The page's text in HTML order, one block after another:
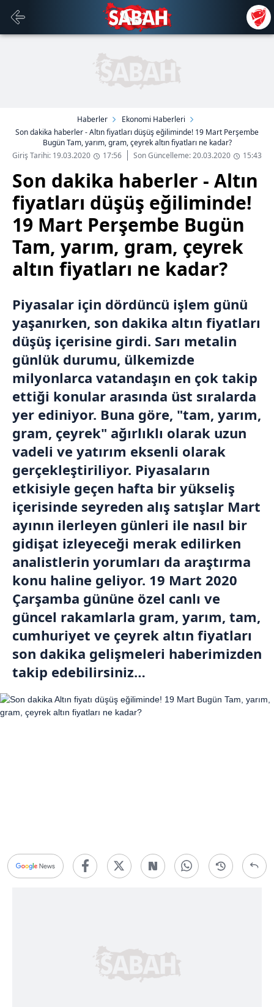
Haberler
Ekonomi Haberleri
Son dakika haberler - Altın fiyatları düşüş eğiliminde! 19 Mart Perşembe
Bugün Tam, yarım, gram, çeyrek altın fiyatları ne kadar?
Giriş Tarihi: 19.03.2020
17:56 Son Güncelleme: 20.03.2020 15:43
Son dakika haberler - Altın
fiyatları düşüş eğiliminde!
19 Mart Perşembe Bugün
Tam, yarım, gram, çeyrek
altın fiyatları ne kadar?
Piyasalar için dördüncü işlem günü
yaşanırken, son dakika altın fiyatları
düşüş içerisine girdi. Sarı metalin
günlük durumu, ülkemizde
milyonlarca vatandaşın en çok takip
ettiği konular arasında üst sıralarda
yer ediniyor. Buna göre, "tam, yarım,
gram, çeyrek" ağırlıklı olarak uzun
vadeli ve yatırım eksenli olarak
gerçekleştiriliyor. Piyasaların
etkisiyle geçen hafta bir yükseliş
içerisinde seyreden alış satışlar Mart
ayının ilerleyen günleri ile nasıl bir
gidişat izleyeceği merak edilirken
analistlerin yorumları da araştırma
konu haline geliyor. 19 Mart 2020
Çarşamba gününe özel canlı ve
güncel rakamlarla gram, yarım, tam,
cumhuriyet ve çeyrek altın fiyatları
son dakika gelişmeleri haberimizden
takip edebilirsiniz…